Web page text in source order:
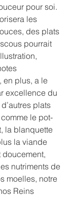
pour soi.
les
des plats
pourrait
en plus, a le
excellence du
plats
le pot-
la blanquette
la viande
nutriments de
moelles, notre
Reins